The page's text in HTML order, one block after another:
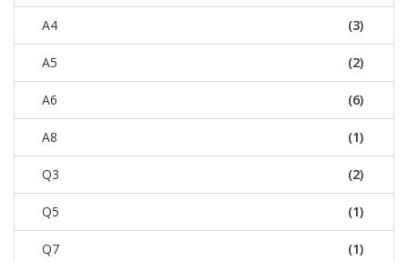
A4 (3)
A5 (2)
A6 (6)
A8 (1)
Q3 (2)
Q5 (1)
Q7 (1)